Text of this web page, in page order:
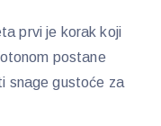
prvi je korak koji
postane
snage gustoće za